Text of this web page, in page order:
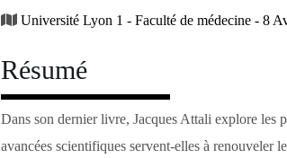
Université Lyon 1 - Faculté de médecine - 8
Résumé
Dans son dernier livre, Jacques Attali explore les
avancées scientifiques servent-elles à renouveler